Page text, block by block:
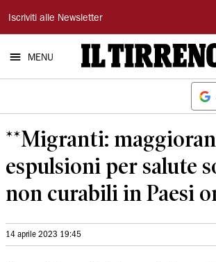
Il
Tirreno
Iscriviti alle Newsletter
MENU
**Migranti:
espulsioni per salute
non curabili in Paesi
14 aprile 2023 19:45